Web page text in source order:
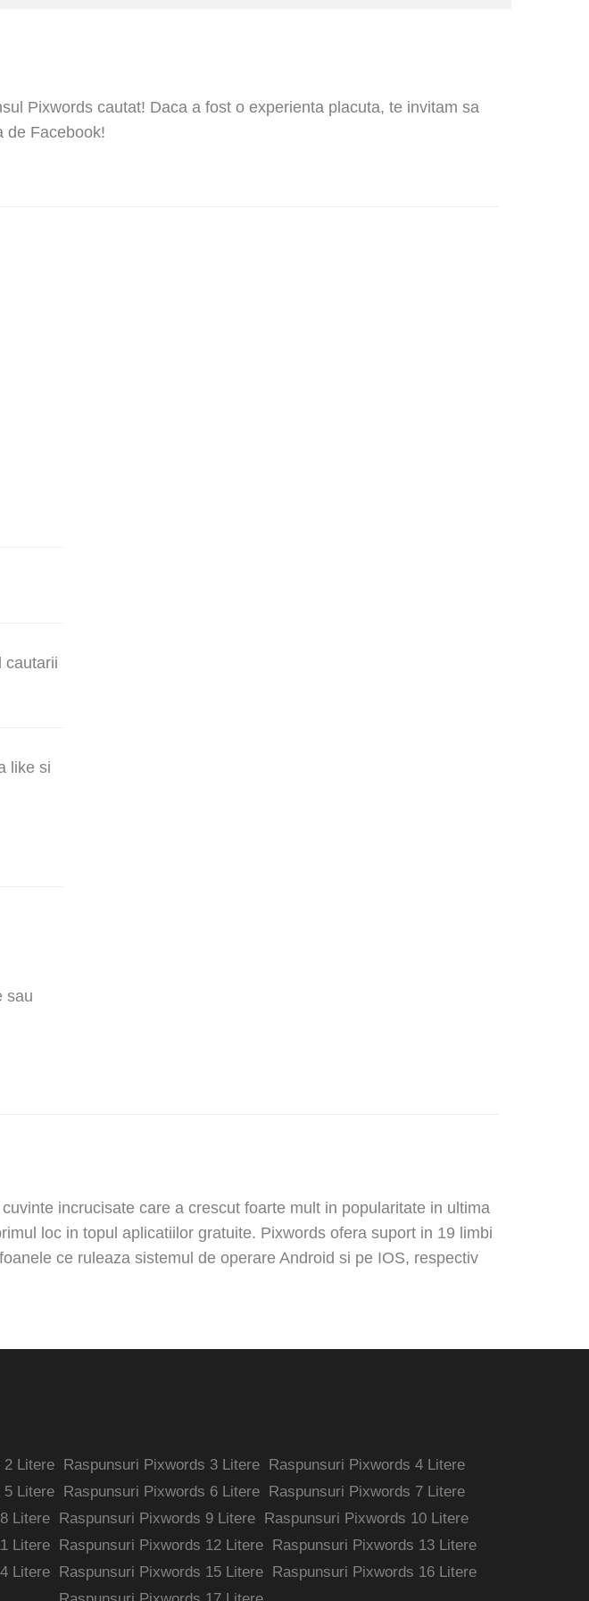
Pixwords cautat! Daca a fost o experienta placuta, te invitam sa
de Facebook!
cautarii
like si
sau
incrucisate care a crescut foarte mult in popularitate in ultima
loc in topul aplicatiilor gratuite. Pixwords ofera suport in 19 limbi
ce ruleaza sistemul de operare Android si pe IOS, respectiv
2 Litere Raspunsuri Pixwords 3 Litere
Raspunsuri Pixwords 4 Litere
5 Litere
Raspunsuri Pixwords 6 Litere
Raspunsuri Pixwords 7 Litere
Litere Raspunsuri Pixwords 9 Litere Raspunsuri Pixwords 10 Litere
Litere
Raspunsuri Pixwords 12 Litere
Raspunsuri Pixwords 13 Litere
Litere Raspunsuri Pixwords 15 Litere Raspunsuri Pixwords 16 Litere